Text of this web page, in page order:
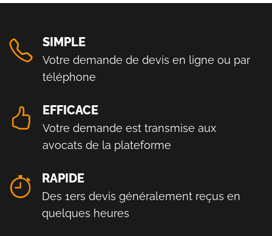
SIMPLE
Votre demande de devis en ligne ou par
téléphone
EFFICACE
Votre demande est transmise aux
avocats de la plateforme
RAPIDE
Des 1ers devis généralement reçus en
quelques heures